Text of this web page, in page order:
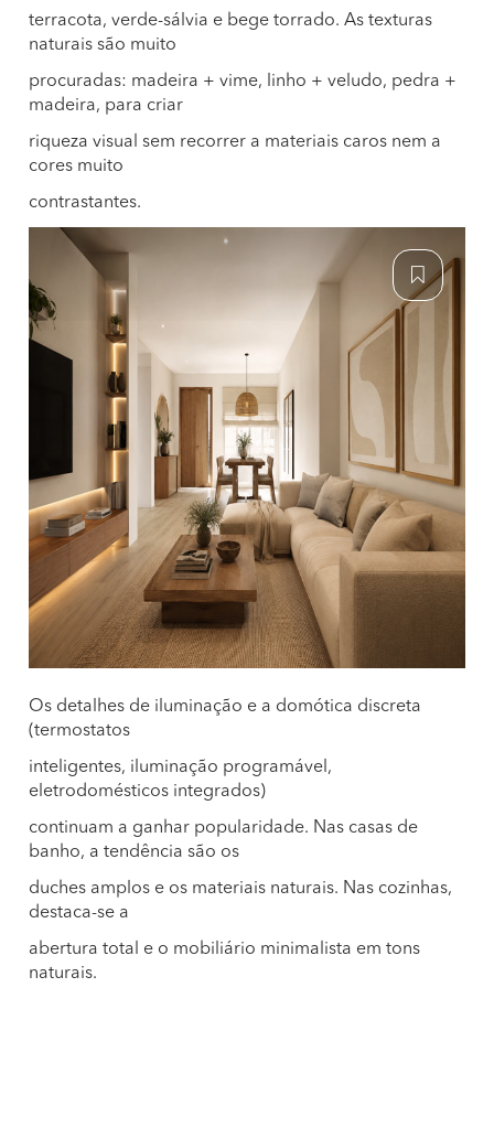
terracota, verde-sálvia e bege torrado. As texturas
naturais são muito
procuradas: madeira + vime, linho + veludo, pedra +
madeira, para criar
riqueza visual sem recorrer a materiais caros nem a
cores muito
contrastantes.
Os detalhes de iluminação e a domótica discreta
(termostatos
inteligentes, iluminação programável,
eletrodomésticos integrados)
continuam a ganhar popularidade. Nas casas de
banho, a tendência são os
duches amplos e os materiais naturais. Nas cozinhas,
destaca-se a
abertura total e o mobiliário minimalista em tons
naturais.